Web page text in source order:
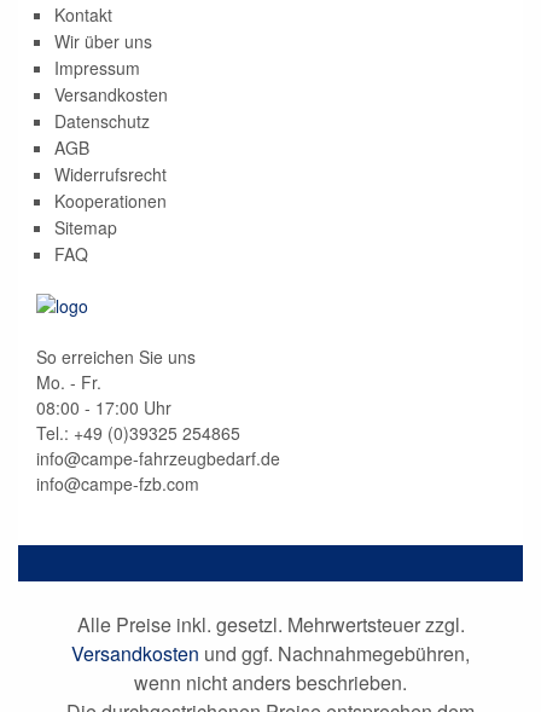
Kontakt
Wir über uns
Impressum
Versandkosten
Datenschutz
AGB
Widerrufsrecht
Kooperationen
Sitemap
FAQ
So erreichen Sie uns
Mo. - Fr.
08:00 - 17:00 Uhr
Tel.: +49 (0)39325 254865
info@campe-fahrzeugbedarf.de
info@campe-fzb.com
Alle Preise inkl. gesetzl. Mehrwertsteuer zzgl.
Versandkosten und ggf. Nachnahmegebühren,
wenn nicht anders beschrieben.